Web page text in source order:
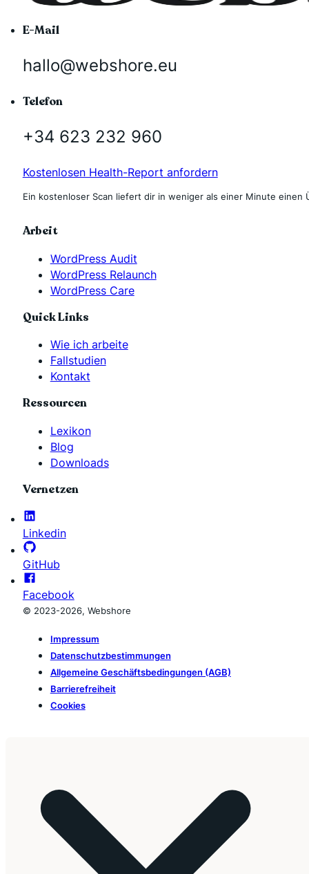
E-Mail
hallo@webshore.eu
Telefon
+34 623 232 960
Kostenlosen Health-Report anfordern
Ein kostenloser Scan liefert dir in weniger als einer Minute einen
Arbeit
WordPress Audit
WordPress Relaunch
WordPress Care
Quick Links
Wie ich arbeite
Fallstudien
Kontakt
Ressourcen
Lexikon
Blog
Downloads
Vernetzen
Linkedin
GitHub
Facebook
© 2023-2026, Webshore
Impressum
Datenschutzbestimmungen
Allgemeine Geschäftsbedingungen (AGB)
Barrierefreiheit
Cookies